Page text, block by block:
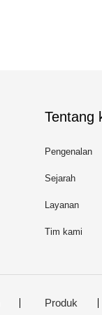
Tentang
Pengenalan
Sejarah
Layanan
Tim kami
Produk